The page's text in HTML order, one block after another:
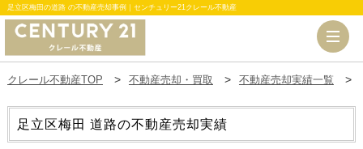
足立区梅田の道路 の不動産売却事例｜センチュリー21クレール不動産
クレール不動産TOP 不動産売却・買取 不動産売却実績一覧
足立区梅田 道路の不動産売却実績